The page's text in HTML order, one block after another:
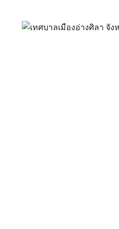
จ้างซ่อมรถ